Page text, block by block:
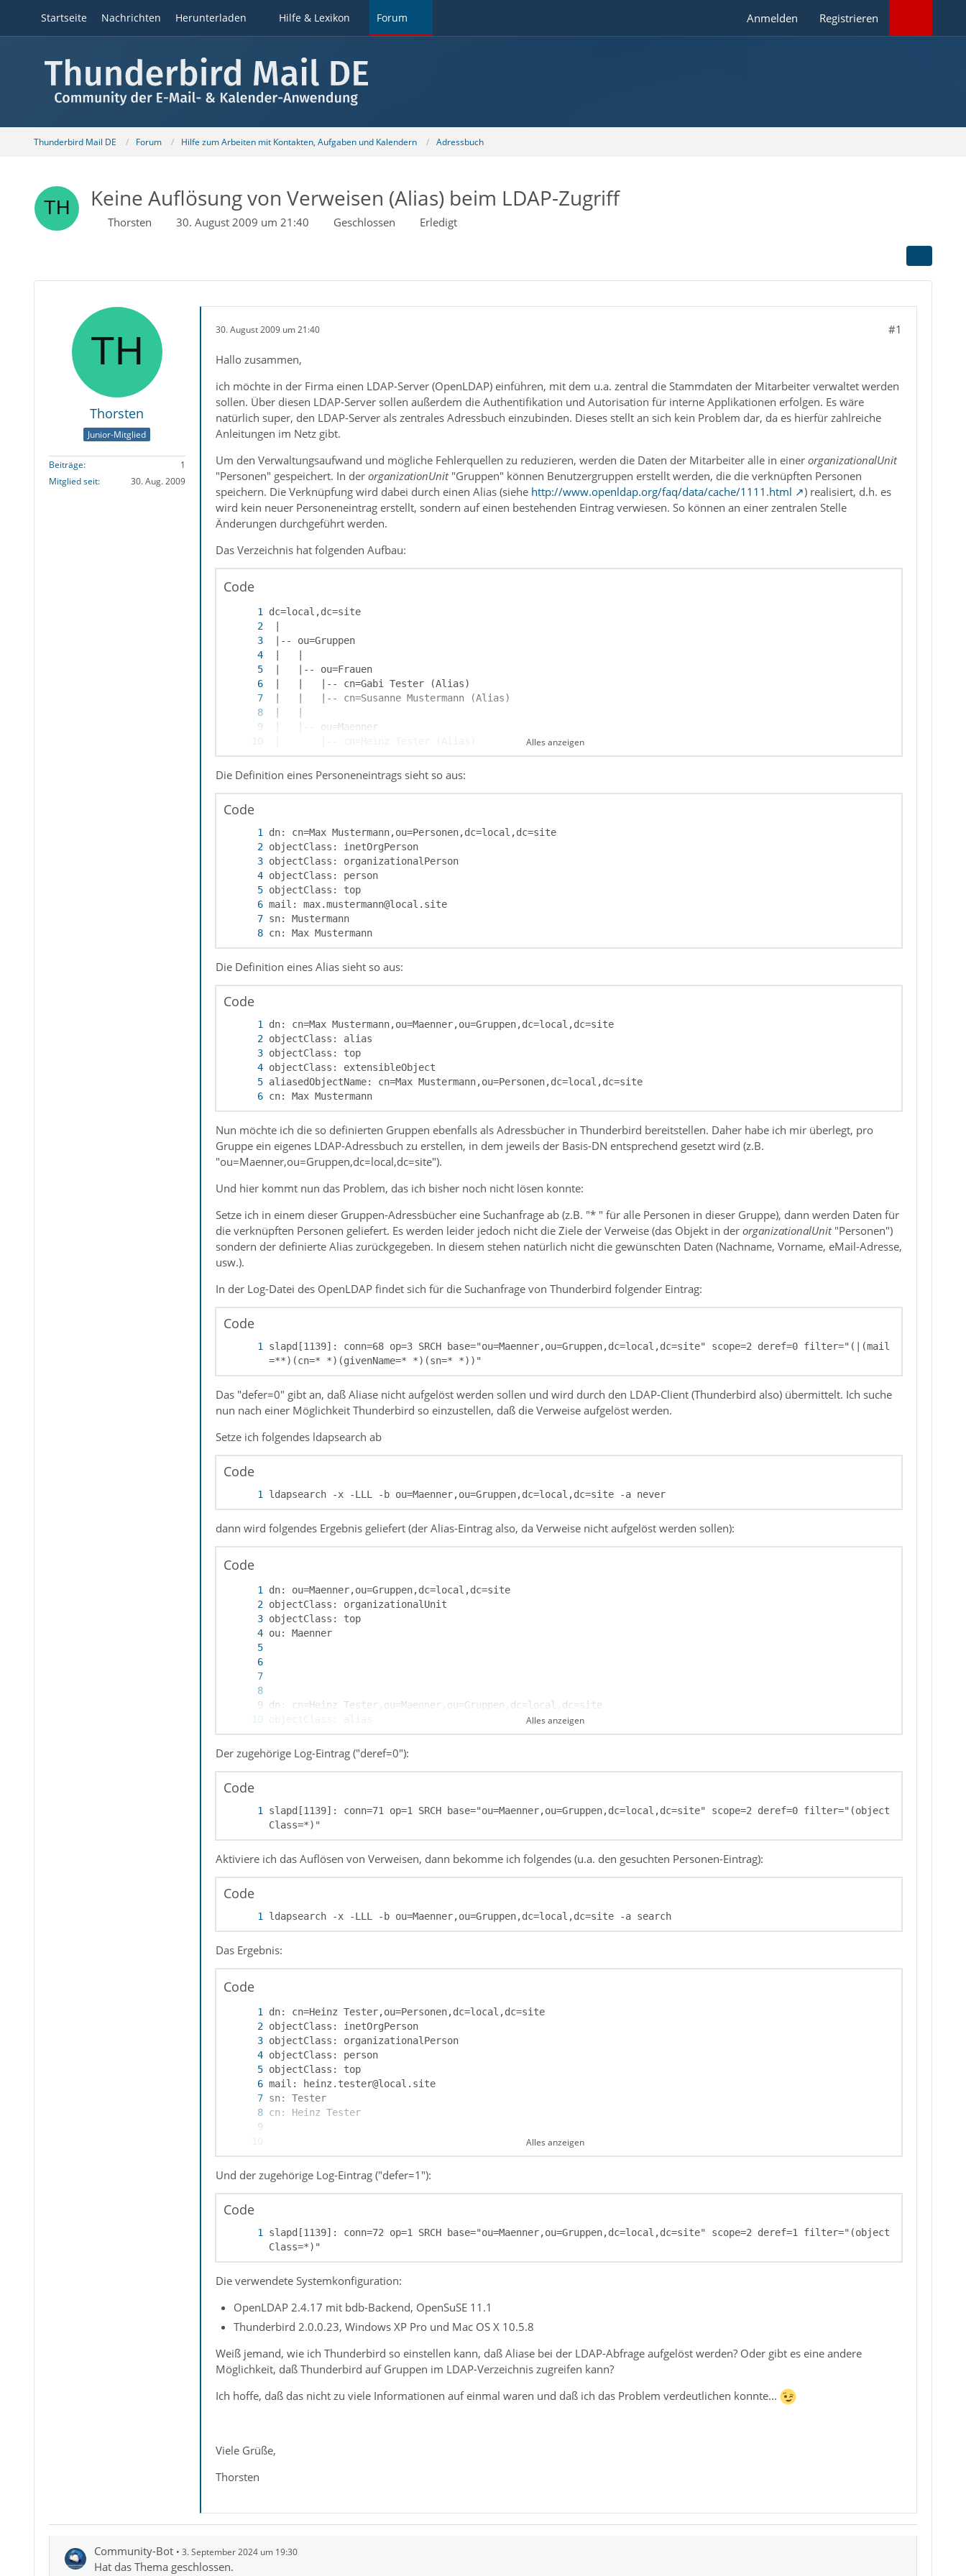
Startseite Nachrichten Herunterladen Hilfe & Lexikon Forum Anmelden Registrieren
Thunderbird Mail DE Forum Hilfe zum Arbeiten mit Kontakten, Aufgaben und Kalendern Adressbuch
Keine Auflösung von Verweisen (Alias) beim LDAP-Zugriff
Thorsten 30. August 2009 um 21:40 Geschlossen Erledigt
Thorsten
Junior-Mitglied
Beiträge
1
Mitglied seit
30. Aug. 2009
30. August 2009 um 21:40 #1
Hallo zusammen,
ich möchte in der Firma einen LDAP-Server (OpenLDAP) einführen, mit dem u.a. zentral die Stammdaten der Mitarbeiter verwaltet werden
sollen. Über diesen LDAP-Server sollen außerdem die Authentifikation und Autorisation für interne Applikationen erfolgen. Es wäre
natürlich super, den LDAP-Server als zentrales Adressbuch einzubinden. Dieses stellt an sich kein Problem dar, da es hierfür zahlreiche
Anleitungen im Netz gibt.
Um den Verwaltungsaufwand und mögliche Fehlerquellen zu reduzieren, werden die Daten der Mitarbeiter alle in einer organizationalUnit
"Personen" gespeichert. In der organizationUnit"Gruppen" können Benutzergruppen erstellt werden, die die verknüpften Personen
speichern. Die Verknüpfung wird dabei durch einen Alias (siehe http://www.openldap.org/faq/data/cache/1111.html
) realisiert, d.h. es
wird kein neuer Personeneintrag erstellt, sondern auf einen bestehenden Eintrag verwiesen. So können an einer zentralen Stelle
Änderungen durchgeführt werden.
Das Verzeichnis hat folgenden Aufbau:
Code
dc=local,dc=site
|-- ou=Gruppen
|   |-- ou=Frauen
|   |-- ou=Maenner
|       |-- cn=Max Mustermann (Alias)
|   |-- cn=Max Mustermann
|   |-- cn=Susanne Mustermann
Alles anzeigen
Die Definition eines Personeneintrags sieht so aus:
Code
dn: cn=Max Mustermann,ou=Personen,dc=local,dc=site
objectClass: inetOrgPerson
objectClass: organizationalPerson
objectClass: person
objectClass: top
mail: max.mustermann@local.site
sn: Mustermann
cn: Max Mustermann
Die Definition eines Alias sieht so aus:
Code
dn: cn=Max Mustermann,ou=Maenner,ou=Gruppen,dc=local,dc=site
objectClass: top
aliasedObjectName: cn=Max Mustermann,ou=Personen,dc=local,dc=site
cn: Max Mustermann
Nun möchte ich die so definierten Gruppen ebenfalls als Adressbücher in Thunderbird bereitstellen. Daher habe ich mir überlegt, pro
Gruppe ein eigenes LDAP-Adressbuch zu erstellen, in dem jeweils der Basis-DN entsprechend gesetzt wird (z.B.
"ou=Maenner,ou=Gruppen,dc=local,dc=site").
Und hier kommt nun das Problem, das ich bisher noch nicht lösen konnte:
Setze ich in einem dieser Gruppen-Adressbücher eine Suchanfrage ab (z.B. "* " für alle Personen in dieser Gruppe), dann werden Daten für
die verknüpften Personen geliefert. Es werden leider jedoch nicht die Ziele der Verweise (das Objekt in der organizationalUnit"Personen")
sondern der definierte Alias zurückgegeben. In diesem stehen natürlich nicht die gewünschten Daten (Nachname, Vorname, eMail-Adresse,
usw.).
In der Log-Datei des OpenLDAP findet sich für die Suchanfrage von Thunderbird folgender Eintrag:
Code
slapd[1139]: conn=68 op=3 SRCH base="ou=Maenner,ou=Gruppen,dc=local,dc=site" scope=2 deref=0 filter="(|(mail
=**)(cn=* *)(givenName=* *)(sn=* *))"
Das "defer=0" gibt an, daß Aliase nicht aufgelöst werden sollen und wird durch den LDAP-Client (Thunderbird also) übermittelt. Ich suche
nun nach einer Möglichkeit Thunderbird so einzustellen, daß die Verweise aufgelöst werden.
Setze ich folgendes ldapsearch ab
Code
ldapsearch -x -LLL -b ou=Maenner,ou=Gruppen,dc=local,dc=site -a never
dann wird folgendes Ergebnis geliefert (der Alias-Eintrag also, da Verweise nicht aufgelöst werden sollen):
Code
dn: ou=Maenner,ou=Gruppen,dc=local,dc=site
objectClass: top
ou: Maenner
objectClass: top
objectClass: alias
objectClass: top
cn: Max Mustermann
Alles anzeigen
Der zugehörige Log-Eintrag ("deref=0"):
Code
slapd[1139]: conn=71 op=1 SRCH base="ou=Maenner,ou=Gruppen,dc=local,dc=site" scope=2 deref=0 filter="(object
Class=*)"
Aktiviere ich das Auflösen von Verweisen, dann bekomme ich folgendes (u.a. den gesuchten Personen-Eintrag):
Code
ldapsearch -x -LLL -b ou=Maenner,ou=Gruppen,dc=local,dc=site -a search
Das Ergebnis:
Code
dn: cn=Heinz Tester,ou=Personen,dc=local,dc=site
objectClass: inetOrgPerson
objectClass: organizationalPerson
objectClass: person
objectClass: top
mail: heinz.tester@local.site
sn: Tester
cn: Heinz Tester
objectClass: person
dn: ou=Maenner,ou=Gruppen,dc=local,dc=site
ou: Maenner
Alles anzeigen
Und der zugehörige Log-Eintrag ("defer=1"):
Code
slapd[1139]: conn=72 op=1 SRCH base="ou=Maenner,ou=Gruppen,dc=local,dc=site" scope=2 deref=1 filter="(object
Class=*)"
Die verwendete Systemkonfiguration:
OpenLDAP 2.4.17 mit bdb-Backend, OpenSuSE 11.1
Thunderbird 2.0.0.23, Windows XP Pro und Mac OS X 10.5.8
Weiß jemand, wie ich Thunderbird so einstellen kann, daß Aliase bei der LDAP-Abfrage aufgelöst werden? Oder gibt es eine andere
Möglichkeit, daß Thunderbird auf Gruppen im LDAP-Verzeichnis zugreifen kann?
Ich hoffe, daß das nicht zu viele Informationen auf einmal waren und daß ich das Problem verdeutlichen konnte...
Viele Grüße,
Thorsten
Community-Bot 3. September 2024 um 19:30
Hat das Thema geschlossen.